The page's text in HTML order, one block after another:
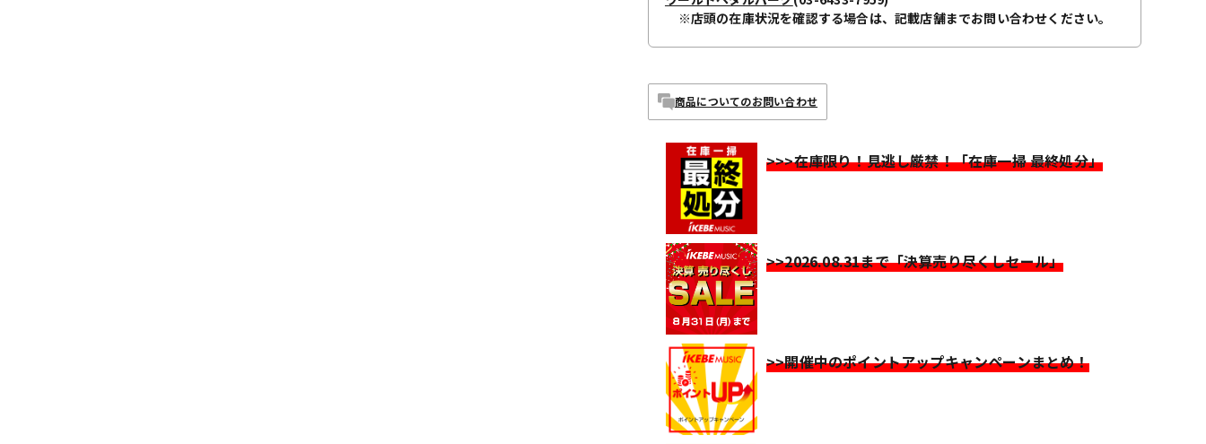
※店頭の在庫状況を確認する場合は、記載店舗までお問い合わせください。
商品についてのお問い合わせ
>>>在庫限り！見逃し厳禁！「在庫一掃 最終処分」
>>2026.08.31まで「決算売り尽くしセール」
>>開催中のポイントアップキャンペーンまとめ！